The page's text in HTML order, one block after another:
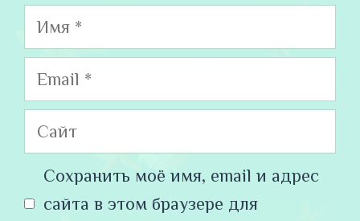
Имя
Email
Сайт
Сохранить моё имя, email и адрес
сайта в этом браузере для